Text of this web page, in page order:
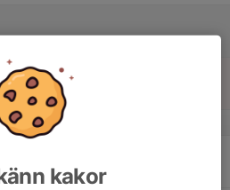
v.12
kakor